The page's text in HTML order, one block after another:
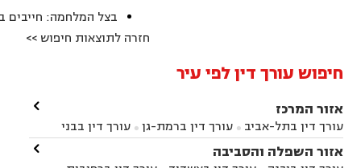
בצל המלחמה: חייבים
חזרה לתוצאות חיפוש >>
חיפוש עורך דין לפי עיר
אזור המרכז
עורך דין בתל-אביב  עורך דין ברמת-גן 
עורך דין בבני
ברק עורך דין בפתח תקווה עורך דין בראשון לציון
עורך דין ברחובות עורך דין בנס ציונה

אזור השפלה והסביבה 